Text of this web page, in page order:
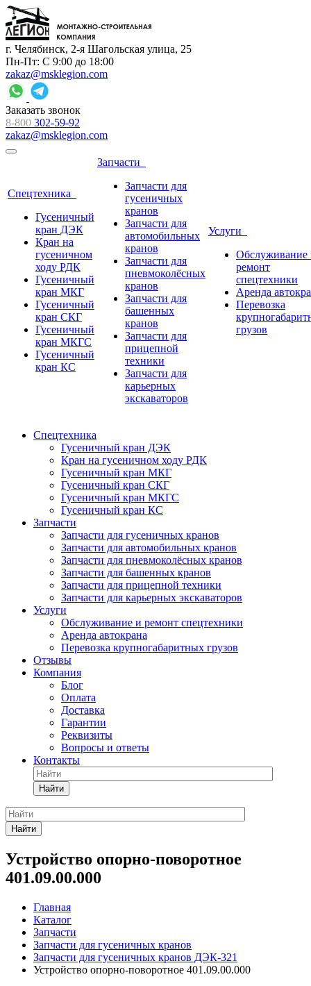
г. Челябинск, 2-я Шагольская улица, 25
Пн-Пт: С 9:00 до 18:00
zakaz@msklegion.com
Заказать звонок
8-800 302-59-92
zakaz@msklegion.com
Спецтехника
Гусеничный
кран ДЭК
Кран на
гусеничном
ходу РДК
Гусеничный
кран МКГ
Гусеничный
кран СКГ
Гусеничный
кран МКГС
Гусеничный
кран КС
Запчасти
Запчасти для
гусеничных
кранов
Запчасти для
автомобильных
кранов
Запчасти для
пневмоколёсных
кранов
Запчасти для
башенных
кранов
Запчасти для
прицепной
техники
Запчасти для
карьерных
экскаваторов
Услуги
Обслуживание
ремонт
спецтехники
Аренда
Перевозка
грузов
Спецтехника
Гусеничный кран ДЭК
Кран на гусеничном ходу РДК
Гусеничный кран МКГ
Гусеничный кран СКГ
Гусеничный кран МКГС
Гусеничный кран КС
Запчасти
Запчасти для гусеничных кранов
Запчасти для автомобильных кранов
Запчасти для пневмоколёсных кранов
Запчасти для башенных кранов
Запчасти для прицепной техники
Запчасти для карьерных экскаваторов
Услуги
Обслуживание и ремонт спецтехники
Аренда автокрана
Перевозка крупногабаритных грузов
Отзывы
Компания
Блог
Оплата
Доставка
Гарантии
Реквизиты
Вопросы и ответы
Контакты
Найти
Найти
Устройство опорно-поворотное
401.09.00.000
Главная
Каталог
Запчасти
Запчасти для гусеничных кранов
Запчасти для гусеничных кранов ДЭК-321
Устройство опорно-поворотное 401.09.00.000